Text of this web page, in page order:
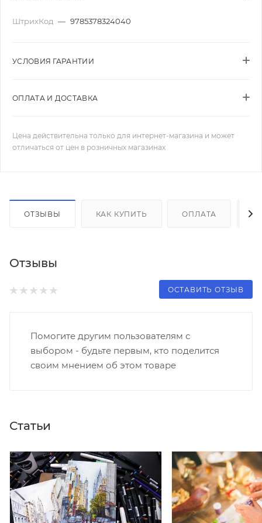
ШтрихКод — 9785378324040
УСЛОВИЯ ГАРАНТИИ
ОПЛАТА И ДОСТАВКА
Цена действительна только для интернет-магазина и может
отличаться от цен в розничных магазинах
ОТЗЫВЫ КАК КУПИТЬ ОПЛАТА
Отзывы
ОСТАВИТЬ ОТЗЫВ
Помогите другим пользователям с
выбором - будьте первым, кто поделится
своим мнением об этом товаре
Статьи